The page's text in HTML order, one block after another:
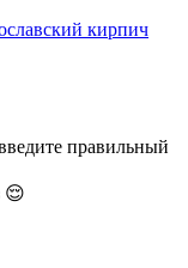
кирпич
правильный
😌